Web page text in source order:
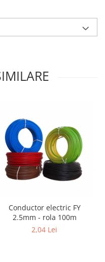
Conductor electric FY
2.5mm - rola 100m
2,04 Lei